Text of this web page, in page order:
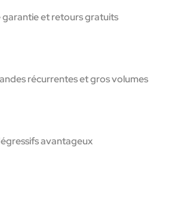
garantie et retours gratuits
récurrentes et gros volumes
avantageux